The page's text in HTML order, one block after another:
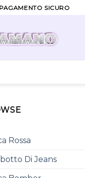
SICURO
Rossa
Di Jeans